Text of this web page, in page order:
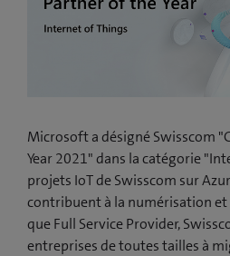
Microsoft a désigné Swisscom
Year 2021" dans la catégorie
projets IoT de Swisscom sur
contribuent à la numérisation
que Full Service Provider,
entreprises de toutes tailles à